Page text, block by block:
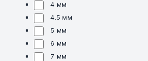
4 мм
4.5 мм
5 мм
6 мм
7 мм